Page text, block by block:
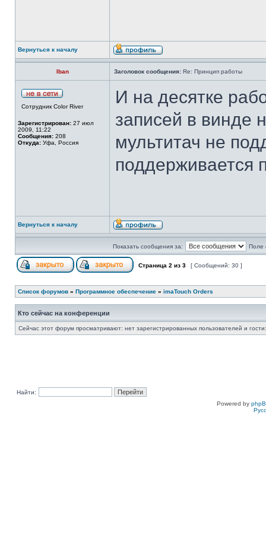
Вернуться к началу
Iban Заголовок сообщения: Re: Принцип работы
Сотрудник Color River
Зарегистрирован: 27 июл
2009, 11:22
Сообщения: 208
Откуда: Уфа, Россия
И на десятке
записей в винде
мультитач не
поддерживается
Вернуться к началу
Показать сообщения за: Поле
Страница 2 из 3 [ Сообщений: 30 ]
Список форумов » Программное обеспечение » imaTouch Orders
Кто сейчас на конференции
Сейчас этот форум просматривают: нет зарегистрированных пользователей и
Найти:
Powered by